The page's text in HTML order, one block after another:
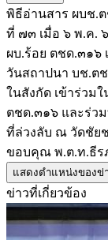
พิธีอ่านสาร ผบช.
ที่ ๗๓ เมื่อ ๖ พ.ค.
ผบ.ร้อย ตชด.๓๑๖
วันสถาปนา บช.ต
ในสังกัด เข้าร่วม
ตชด.๓๑๖ และร่ว
ที่ล่วงลับ ณ วัดชัย
ขอบคุณ พ.ต.ท.ธีร
แสดงตำแหน่งของข่
ข่าวที่เกี่ยวข้อง